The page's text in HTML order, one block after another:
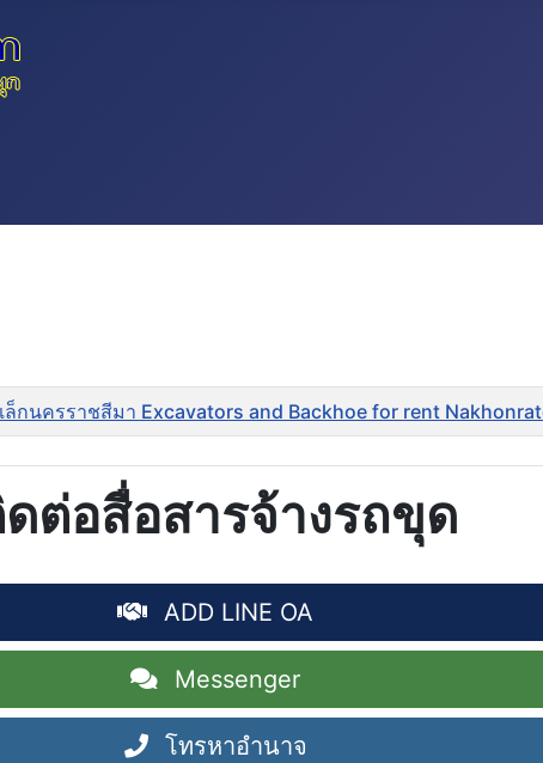
กนครราชสีมา Excavators and Backhoe for rent
ต่อสื่อสารจ้างรถขุด
ADD LINE OA
Messenger
โทรหาอำนาจ